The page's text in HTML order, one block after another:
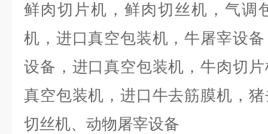
鲜肉切片机，鲜肉切丝机，气调
机，进口真空包装机，牛屠宰设
设备，进口真空包装机，牛肉切
真空包装机，进口牛去筋膜机，
切丝机、动物屠宰设备